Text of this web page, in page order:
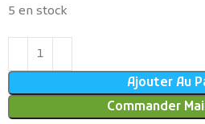
5 en stock
Ajouter Au
Commander